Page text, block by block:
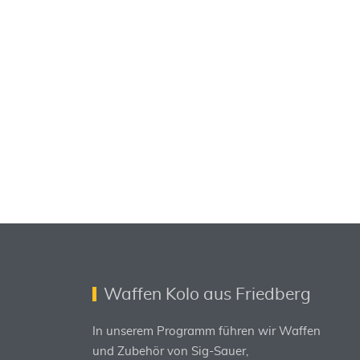
Waffen Kolo aus Friedberg
In unserem Programm führen wir Waffen
und Zubehör von Sig-Sauer,